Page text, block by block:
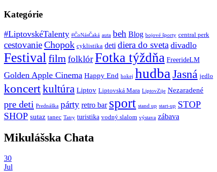
Kategórie
#LiptovskéTalenty #ČoNásČaká auta beh Blog bojové športy central perk
cestovanieChopok cyklistika deti diera do sveta divadlo
Festival filmfolklórFotka týždňa FreerideLM
Golden Apple Cinema Happy End hokej hudba Jasná jedlo
koncertkultúra Liptov Liptovská Mara LiptovZije Nezaradené
pre deti Prednáška párty retro bar sport stand up start-up STOP
SHOP sutaz tanec Tatry turistika vodný slalom výstava zábava
Mikulášska Chata
30
Jul